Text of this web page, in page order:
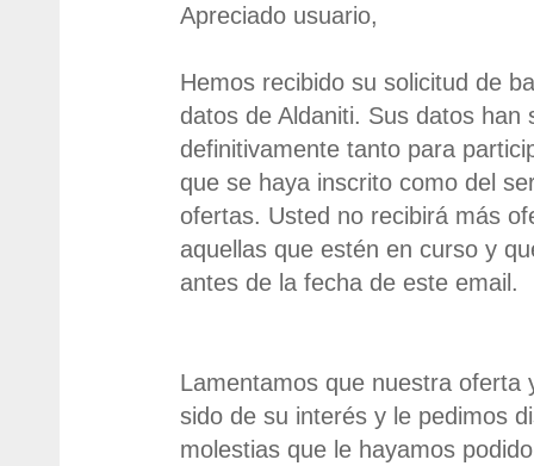
Apreciado usuario,
Hemos recibido su solicitud de
datos de Aldaniti. Sus datos han
definitivamente tanto para
que se haya inscrito como del
ofertas. Usted no recibirá más
aquellas que estén en curso y
antes de la fecha de este email.
Lamentamos que nuestra oferta
sido de su interés y le pedimos
molestias que le hayamos